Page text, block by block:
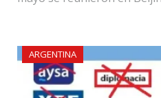
ARGENTINA